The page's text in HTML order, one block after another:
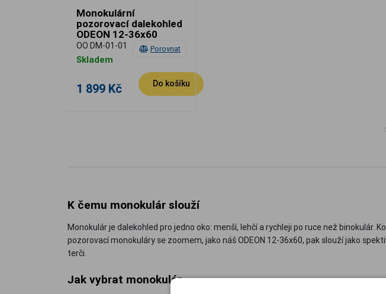
Porovnat
Monokulární
pozorovací dalekohled
ODEON 12-36x60
OO DM-01-01
Skladem
1 899 Kč Do košíku
K čemu monokulár slouží
Monokulár je dalekohled pro jedno oko: menší, lehčí a rychleji po ruce než binokulár.
pozorovací monokuláry se zoomem, jako náš ODEON 12-36x60, pak slouží jako
terči.
Jak vybrat monokulár